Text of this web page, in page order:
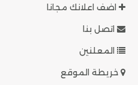
اضف اعلانك مجانا
اتصل بنا
المعلنين
خريطة الموقع